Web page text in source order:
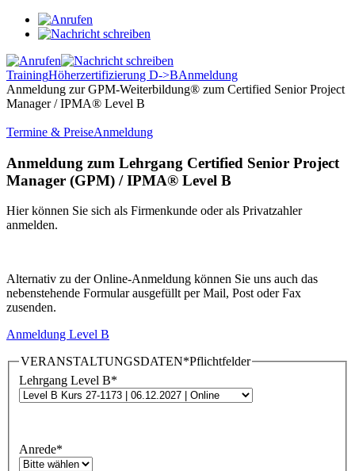
TrainingHöherzertifizierung D->BAnmeldung
Anmeldung zur GPM-Weiterbildung® zum Certified Senior Project
Manager / IPMA® Level B
Termine & PreiseAnmeldung
Anmeldung zum Lehrgang Certified Senior Project
Manager (GPM) / IPMA® Level B
Hier können Sie sich als Firmenkunde oder als Privatzahler
anmelden.
Alternativ zu der Online-Anmeldung können Sie uns auch das
nebenstehende Formular ausgefüllt per Mail, Post oder Fax
zusenden.
Anmeldung Level B
VERANSTALTUNGSDATEN*Pflichtfelder
Lehrgang Level B*
Anrede*